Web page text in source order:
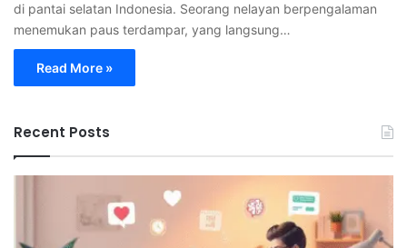
di pantai selatan Indonesia. Seorang nelayan berpengalaman
menemukan paus terdampar, yang langsung…
Read More »
Recent Posts